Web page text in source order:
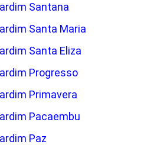
Santana
Santa Maria
Santa Eliza
Progresso
Primavera
Pacaembu
Paz